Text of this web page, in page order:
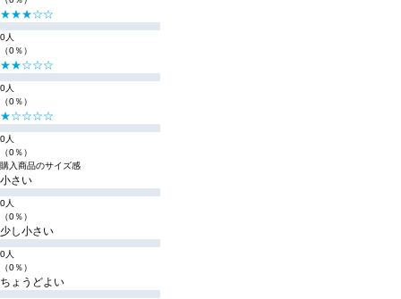
★★★☆☆
0人
（0％）
★★☆☆☆
0人
（0％）
★☆☆☆☆
0人
（0％）
購入商品のサイズ感
小さい
0人
（0％）
少し小さい
0人
（0％）
ちょうどよい